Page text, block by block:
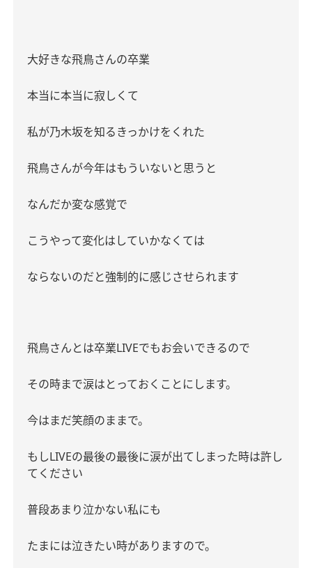
大好きな飛鳥さんの卒業
本当に本当に寂しくて
私が乃木坂を知るきっかけをくれた
飛鳥さんが今年はもういないと思うと
なんだか変な感覚で
こうやって変化はしていかなくては
ならないのだと強制的に感じさせられます
飛鳥さんとは卒業LIVEでもお会いできるので
その時まで涙はとっておくことにします。
今はまだ笑顔のままで。
もしLIVEの最後の最後に涙が出てしまった時は許し
てください
普段あまり泣かない私にも
たまには泣きたい時がありますので。